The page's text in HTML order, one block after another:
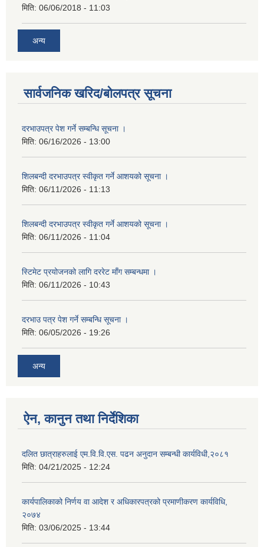
मिति: 06/06/2018 - 11:03
अन्य
सार्वजनिक खरिद/बोलपत्र सूचना
दरभाउपत्र पेश गर्ने सम्बन्धि सूचना ।
मिति: 06/16/2026 - 13:00
शिलबन्दी दरभाउपत्र स्वीकृत गर्ने आशयको सूचना ।
मिति: 06/11/2026 - 11:13
शिलबन्दी दरभाउपत्र स्वीकृत गर्ने आशयको सूचना ।
मिति: 06/11/2026 - 11:04
स्टिमेट प्रयोजनको लागि दररेट माँग सम्बन्धमा ।
मिति: 06/11/2026 - 10:43
दरभाउ पत्र पेश गर्ने सम्बन्धि सूचना ।
मिति: 06/05/2026 - 19:26
अन्य
ऐन, कानुन तथा निर्देशिका
दलित छात्राहरुलाई एम.वि.वि.एस. पढन अनुदान सम्बन्धी कार्यविधी,२०८१
मिति: 04/21/2025 - 12:24
कार्यपालिकाको निर्णय वा आदेश र अधिकारपत्रको प्रमाणीकरण कार्यविधि,
२०७४
मिति: 03/06/2025 - 13:44